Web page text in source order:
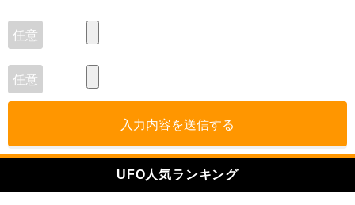
入力内容を送信する
UFO人気ランキング